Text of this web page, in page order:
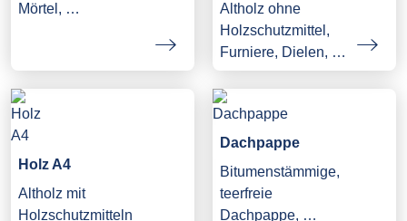
Mörtel, …
Altholz ohne
Holzschutzmittel,
Furniere, Dielen, …
Holz A4
Altholz mit
Holzschutzmitteln
Dachpappe
Bitumenstämmige,
teerfreie
Dachpappe, …